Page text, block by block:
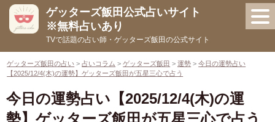
ン
ツ
へ
ゲッターズ飯田公式占いサイト
※無料占いあり
TVで話題の占い師・ゲッターズ飯田の公式サイト
ゲッターズ飯田の占い >占いコラム >ゲッターズ飯田 >運勢 >今日の運勢占い
【2025/12/4(木)の運勢】ゲッターズ飯田が五星三心で占う
今日の運勢占い【2025/12/4(木)の運
勢】ゲッターズ飯田が五星三心で占う